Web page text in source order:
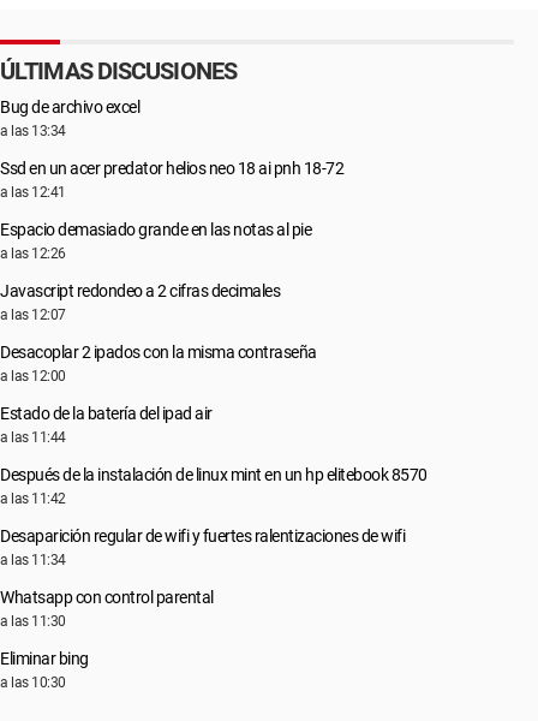
ÚLTIMAS DISCUSIONES
Bug de archivo excel
a las 13:34
Ssd en un acer predator helios neo 18 ai pnh 18-72
a las 12:41
Espacio demasiado grande en las notas al pie
a las 12:26
Javascript redondeo a 2 cifras decimales
a las 12:07
Desacoplar 2 ipados con la misma contraseña
a las 12:00
Estado de la batería del ipad air
a las 11:44
Después de la instalación de linux mint en un hp elitebook 8570
a las 11:42
Desaparición regular de wifi y fuertes ralentizaciones de wifi
a las 11:34
Whatsapp con control parental
a las 11:30
Eliminar bing
a las 10:30